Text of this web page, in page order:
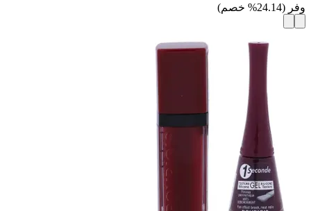
وفر (
24.14
% خصم)